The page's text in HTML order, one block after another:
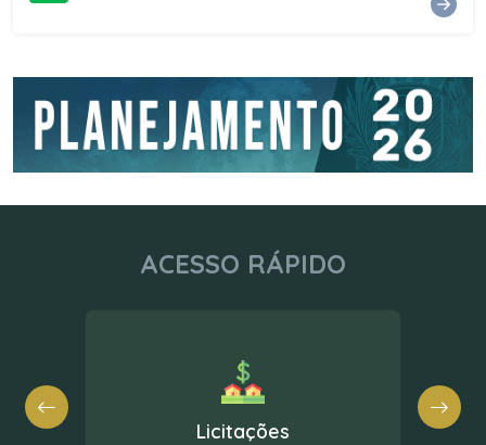
ACESSO RÁPIDO
Nota Fiscal